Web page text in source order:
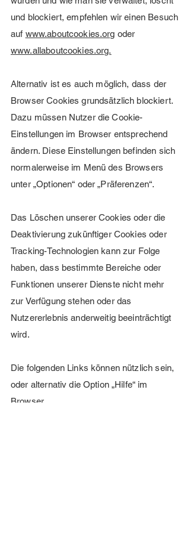
und blockiert, empfehlen wir einen Besuch
auf www.aboutcookies.org oder
www.allaboutcookies.org.
Alternativ ist es auch möglich, dass der
Browser Cookies grundsätzlich blockiert.
Dazu müssen Nutzer die Cookie-
Einstellungen im Browser entsprechend
ändern. Diese Einstellungen befinden sich
normalerweise im Menü des Browsers
unter „Optionen“ oder „Präferenzen“.
Das Löschen unserer Cookies oder die
Deaktivierung zukünftiger Cookies oder
Tracking-Technologien kann zur Folge
haben, dass bestimmte Bereiche oder
Funktionen unserer Dienste nicht mehr
zur Verfügung stehen oder das
Nutzererlebnis anderweitig beeinträchtigt
wird.
Die folgenden Links können nützlich sein,
oder alternativ die Option „Hilfe“ im
Browser.